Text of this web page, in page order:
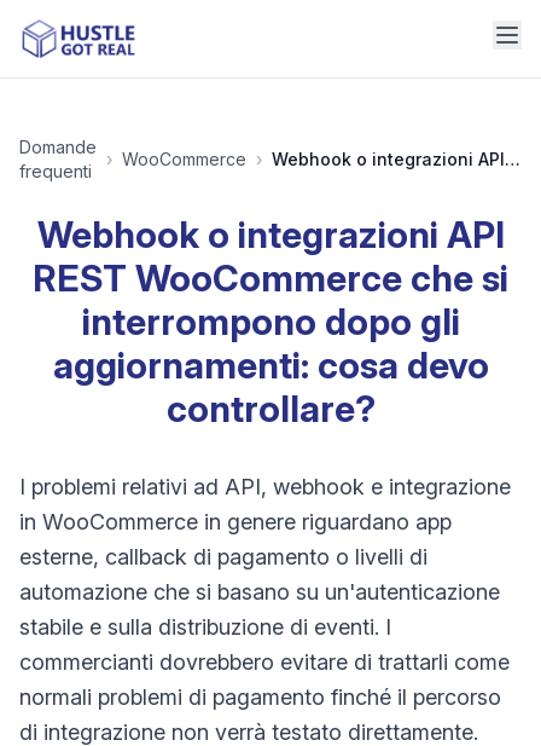
Domande
frequenti
› WooCommerce › Webhook o integrazioni API REST WooCommerce che si interrompono dopo gli aggiornamenti: cosa devo controllare?
Webhook o integrazioni API
REST WooCommerce che si
interrompono dopo gli
aggiornamenti: cosa devo
controllare?
I problemi relativi ad API, webhook e integrazione
in WooCommerce in genere riguardano app
esterne, callback di pagamento o livelli di
automazione che si basano su un'autenticazione
stabile e sulla distribuzione di eventi. I
commercianti dovrebbero evitare di trattarli come
normali problemi di pagamento finché il percorso
di integrazione non verrà testato direttamente.